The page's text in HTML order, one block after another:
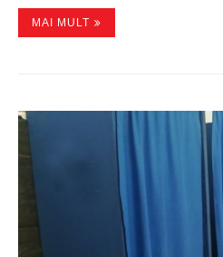
MAI MULT